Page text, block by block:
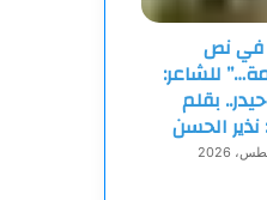
في نص
للشاعر:
بقلم
نذير الحسن